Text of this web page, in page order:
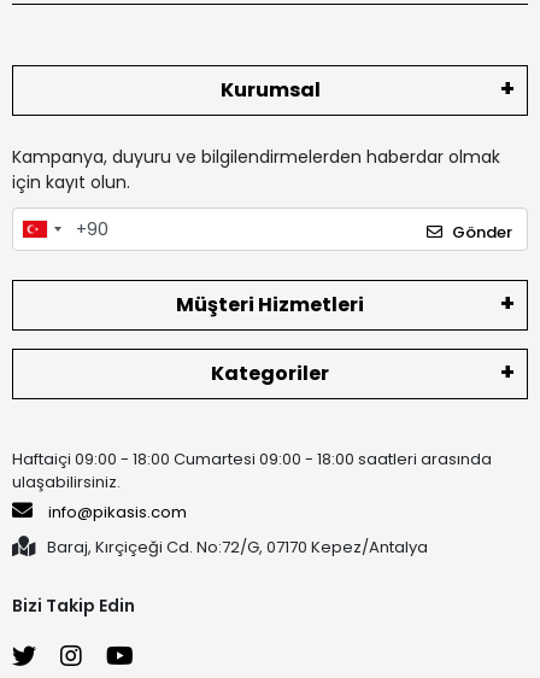
Kurumsal
Kampanya, duyuru ve bilgilendirmelerden haberdar olmak
için kayıt olun.
Gönder
Müşteri Hizmetleri
Kategoriler
Haftaiçi 09:00 - 18:00 Cumartesi 09:00 - 18:00 saatleri arasında
ulaşabilirsiniz.
info@pikasis.com
Baraj, Kırçiçeği Cd. No:72/G, 07170 Kepez/Antalya
Bizi Takip Edin